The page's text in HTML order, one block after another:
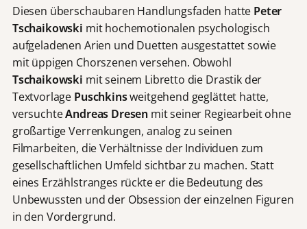
Diesen überschaubaren Handlungsfaden hatte Peter
Tschaikowski mit hochemotionalen psychologisch
aufgeladenen Arien und Duetten ausgestattet sowie
mit üppigen Chorszenen versehen. Obwohl
Tschaikowski mit seinem Libretto die Drastik der
Textvorlage Puschkinsweitgehend geglättet hatte,
versuchteAndreas Dresen mit seiner Regiearbeit ohne
großartige Verrenkungen, analog zu seinen
Filmarbeiten, die Verhältnisse der Individuen zum
gesellschaftlichen Umfeld sichtbar zu machen. Statt
eines Erzählstranges rückte er die Bedeutung des
Unbewussten und der Obsession der einzelnen Figuren
in den Vordergrund.